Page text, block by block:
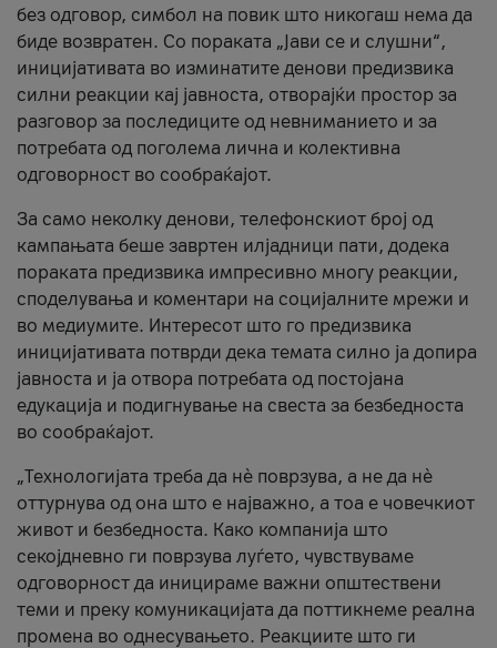
без одговор, симбол на повик што никогаш нема да
биде возвратен. Со пораката „Јави се и слушни“,
иницијативата во изминатите денови предизвика
силни реакции кај јавноста, отворајќи простор за
разговор за последиците од невниманието и за
потребата од поголема лична и колективна
одговорност во сообраќајот.
За само неколку денови, телефонскиот број од
кампањата беше завртен илјадници пати, додека
пораката предизвика импресивно многу реакции,
споделувања и коментари на социјалните мрежи и
во медиумите. Интересот што го предизвика
иницијативата потврди дека темата силно ја допира
јавноста и ја отвора потребата од постојана
едукација и подигнување на свеста за безбедноста
во сообраќајот.
„Технологијата треба да нè поврзува, а не да нè
оттурнува од она што е најважно, а тоа е човечкиот
живот и безбедноста. Како компанија што
секојдневно ги поврзува луѓето, чувствуваме
одговорност да иницираме важни општествени
теми и преку комуникацијата да поттикнеме реална
промена во однесувањето. Реакциите што ги